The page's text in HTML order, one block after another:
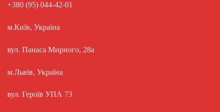
+380 (95) 044-42-01
м.Київ, Україна
вул. Панаса Мирного, 28а
м.Львів, Україна
вул. Героїв УПА 73